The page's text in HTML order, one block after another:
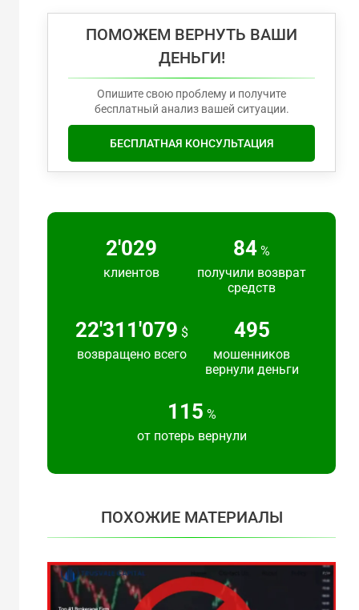
ПОМОЖЕМ ВЕРНУТЬ ВАШИ
ДЕНЬГИ!
Опишите свою проблему и получите
бесплатный анализ вашей ситуации.
БЕСПЛАТНАЯ КОНСУЛЬТАЦИЯ
2'217
клиентов
91 %
получили возврат
средств
24'383'692 $
возвращено всего
540
мошенников
вернули деньги
125 %
от потерь вернули
ПОХОЖИЕ МАТЕРИАЛЫ